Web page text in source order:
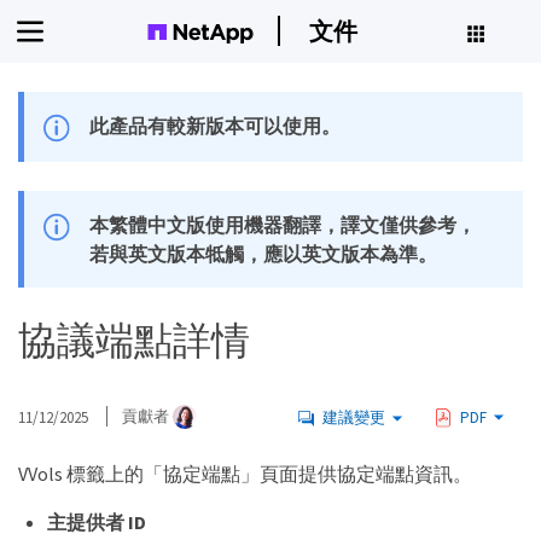
文件
此產品有較新版本可以使用。
本繁體中文版使用機器翻譯，譯文僅供參考，
若與英文版本牴觸，應以英文版本為準。
協議端點詳情
11/12/2025 貢獻者 建議變更 PDF
VVols 標籤上的「協定端點」頁面提供協定端點資訊。
主提供者 ID